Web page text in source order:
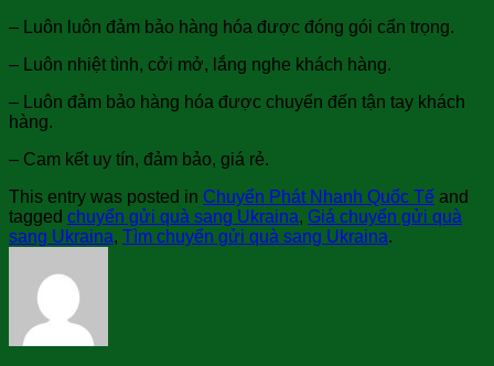
– Luôn luôn đảm bảo hàng hóa được đóng gói cẩn trọng.
– Luôn nhiệt tình, cởi mở, lắng nghe khách hàng.
– Luôn đảm bảo hàng hóa được chuyển đến tận tay khách
hàng.
– Cam kết uy tín, đảm bảo, giá rẻ.
This entry was posted in Chuyển Phát Nhanh Quốc Tế and
tagged chuyển gửi quà sang Ukraina, Giá chuyển gửi quà
sang Ukraina, Tìm chuyển gửi quà sang Ukraina.